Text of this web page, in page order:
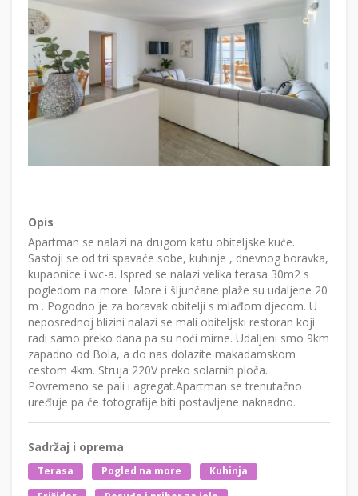
Opis
Apartman se nalazi na drugom katu obiteljske kuće.
Sastoji se od tri spavaće sobe, kuhinje , dnevnog boravka,
kupaonice i wc-a. Ispred se nalazi velika terasa 30m2 s
pogledom na more. More i šljunčane plaže su udaljene 20
m . Pogodno je za boravak obitelji s mlađom djecom. U
neposrednoj blizini nalazi se mali obiteljski restoran koji
radi samo preko dana pa su noći mirne. Udaljeni smo 9km
zapadno od Bola, a do nas dolazite makadamskom
cestom 4km. Struja 220V preko solarnih ploča.
Povremeno se pali i agregat.Apartman se trenutačno
uređuje pa će fotografije biti postavljene naknadno.
Sadržaj i oprema
Terasa Pogled na more
Kuhinja